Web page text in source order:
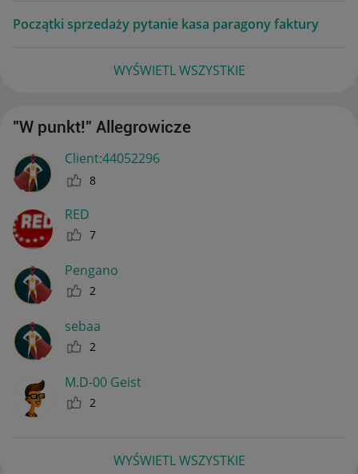
Początki sprzedaży pytanie kasa paragony faktury
WYŚWIETL WSZYSTKIE
"W punkt!" Allegrowicze
Client:44052296
8
RED
7
Pengano
2
sebaa
2
M.D-00 Geist
2
WYŚWIETL WSZYSTKIE